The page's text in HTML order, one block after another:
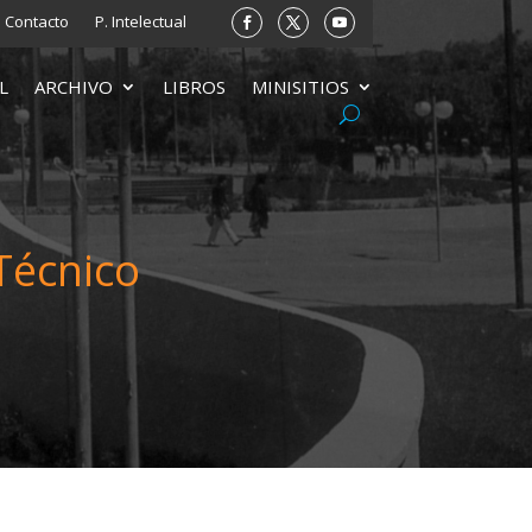
Contacto P. Intelectual
ARCHIVO LIBROS MINISITIOS